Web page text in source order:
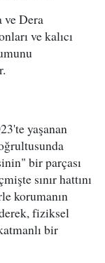
ve Dera
ve kalıcı
yaşanan
bir parçası
sınır hattını
korumanın
fiziksel
bir